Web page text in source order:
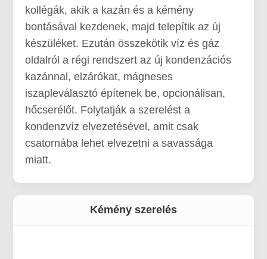
kollégák, akik a kazán és a kémény
bontásával kezdenek, majd telepítik az új
készüléket. Ezután összekötik víz és gáz
oldalról a régi rendszert az új kondenzációs
kazánnal, elzárókat, mágneses
iszapleválasztó építenek be, opcionálisan,
hőcserélőt. Folytatják a szerelést a
kondenzvíz elvezetésével, amit csak
csatornába lehet elvezetni a savassága
miatt.
Kémény szerelés